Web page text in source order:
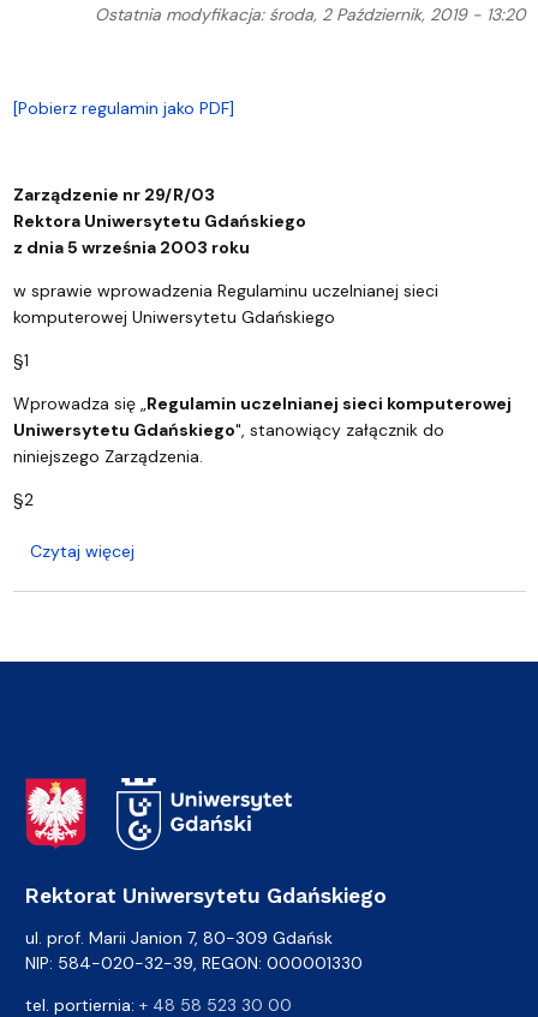
Ostatnia modyfikacja: środa, 2 Październik, 2019 - 13:20
[Pobierz regulamin jako PDF]
Zarządzenie nr 29/R/03
Rektora Uniwersytetu Gdańskiego
z dnia 5 września 2003 roku
w sprawie wprowadzenia Regulaminu uczelnianej sieci
komputerowej Uniwersytetu Gdańskiego
§1
Wprowadza się „ Regulamin uczelnianej sieci komputerowej
Uniwersytetu Gdańskiego", stanowiący załącznik do
niniejszego Zarządzenia.
§2
Czytaj więcejo Regulamin Sieci
Adres Rektoratu
Rektorat Uniwersytetu Gdańskiego
ul. prof. Marii Janion 7, 80-309 Gdańsk
NIP: 584-020-32-39, REGON: 000001330
tel. portiernia: + 48 58 523 30 00